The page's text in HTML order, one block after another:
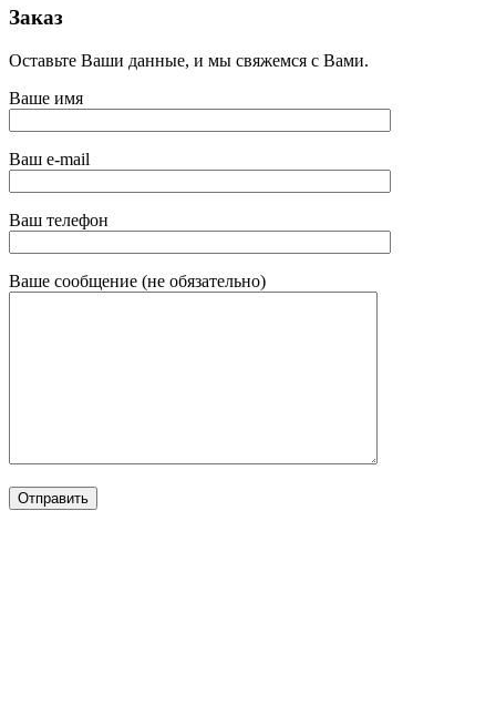
Заказ
Оставьте Ваши данные, и мы свяжемся с Вами.
Ваше имя
Ваш e-mail
Ваш телефон
Ваше сообщение (не обязательно)